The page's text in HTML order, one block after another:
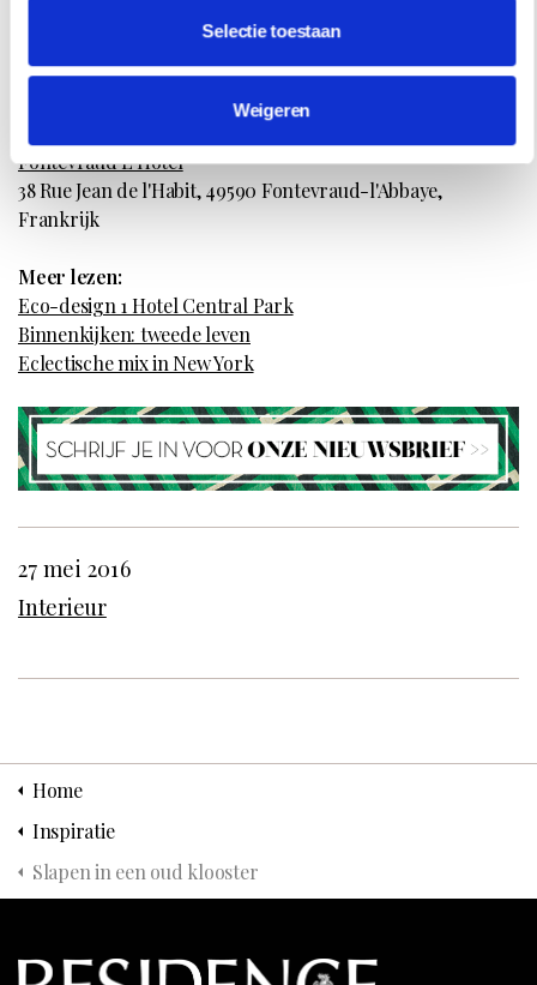
Selectie toestaan
Weigeren
De lobby, meubels gemaakt van Italiaans beukenhout met leren
bekleding ontworpen door Patrick Jouin
Fontevraud L'Hôtel
38 Rue Jean de l'Habit, 49590 Fontevraud-l'Abbaye,
Frankrijk
Meer lezen:
Eco-design 1 Hotel Central Park
Binnenkijken: tweede leven
Eclectische mix in New York
27 mei 2016
Interieur
Home
Inspiratie
Slapen in een oud klooster